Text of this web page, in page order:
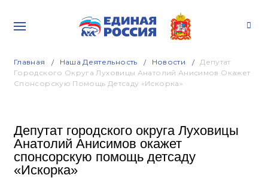
Главная Наша Деятельность Новости
Депутат
Городского Округа Луховицы Анатолий Анисимов Окажет
Спонсорскую Помощь Детсаду «Искорка»
Депутат городского округа Луховицы
Анатолий Анисимов окажет
спонсорскую помощь детсаду
«Искорка»